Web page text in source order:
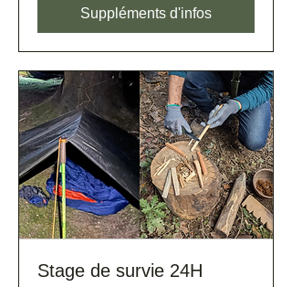
Suppléments d'infos
Stage de survie 24H